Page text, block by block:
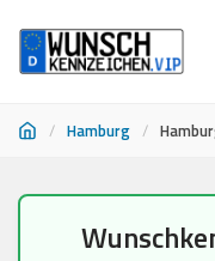
/ Hamburg /